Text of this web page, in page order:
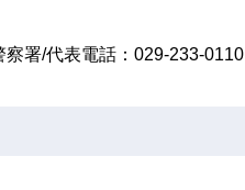
署/代表電話：029-233-0110